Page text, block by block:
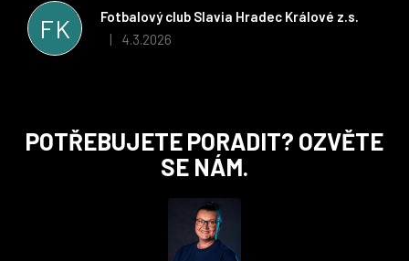
FK
Fotbalový club Slavia Hradec Králové z.s.
Hodnocení obchodu je 5 z 5 hvězdiček.
| 4.3.2026
stran. Věříme, že v tomto duchu bude spolupráce pokračovat
i nadále, nyní už začínáme řešit i první sady dresů ;)
POTŘEBUJETE PORADIT? OZVĚTE
SE NÁM.